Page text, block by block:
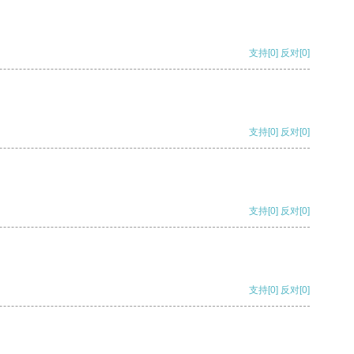
支持[0] 反对[0]
支持[0] 反对[0]
支持[0] 反对[0]
支持[0] 反对[0]